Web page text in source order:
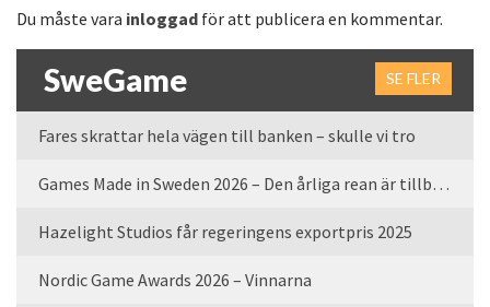
Du måste vara inloggad för att publicera en kommentar.
SweGame SE FLER
Fares skrattar hela vägen till banken – skulle vi tro
Games Made in Sweden 2026 – Den årliga rean är tillbaka
Hazelight Studios får regeringens exportpris 2025
Nordic Game Awards 2026 – Vinnarna